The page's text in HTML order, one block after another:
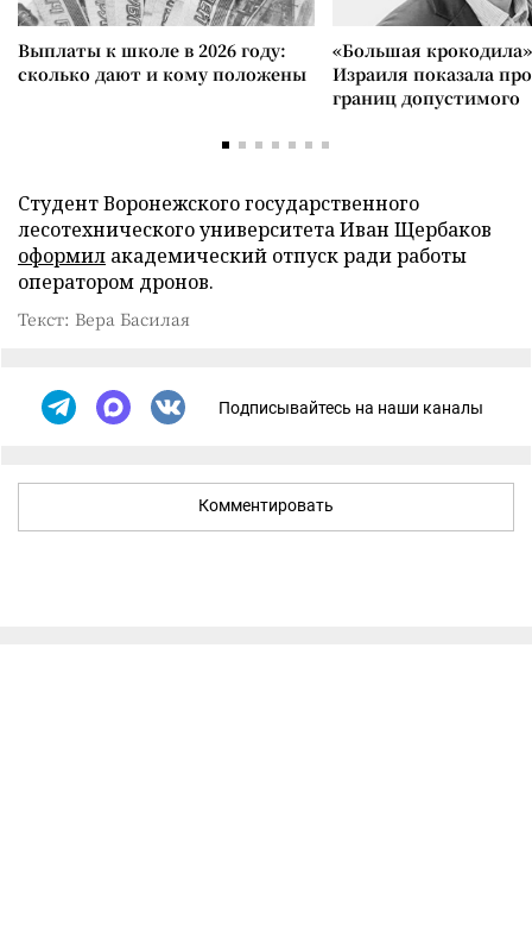
Выплаты к школе в 2026 году:
сколько дают и кому положены
«Большая
Израиля показала
границ допустимого
Студент Воронежского государственного
лесотехнического университета Иван Щербаков
оформил академический отпуск ради работы
оператором дронов.
Текст: Вера Басилая
Подписывайтесь на наши каналы
Комментировать